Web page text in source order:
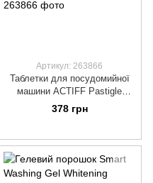
Артикул: 263866
Таблетки для посудомийної
машини ACTIFF Pastigle
Lavastoviglie Tab з ароматом
лимону, 6*40*15г.
378 грн